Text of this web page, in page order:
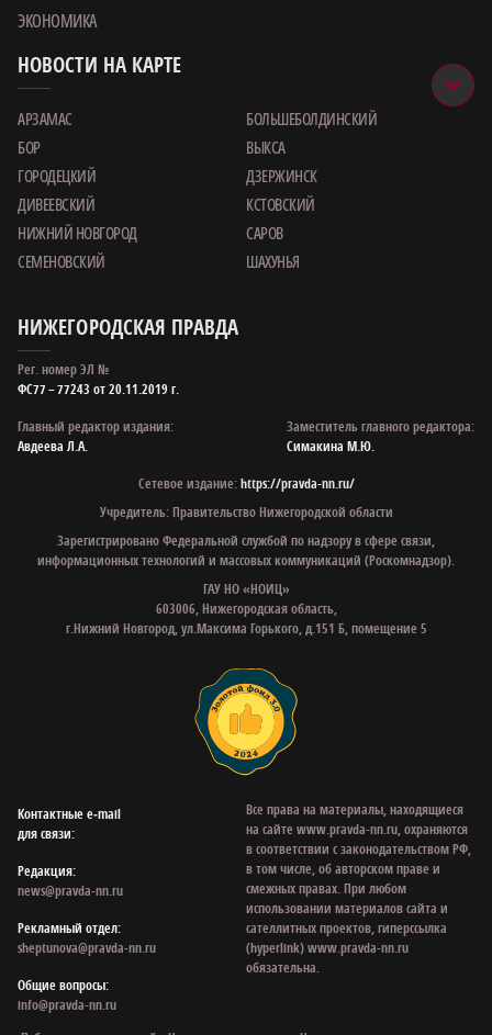
ЭКОНОМИКА
НОВОСТИ НА КАРТЕ
АРЗАМАС
БОЛЬШЕБОЛДИНСКИЙ
БОР
ВЫКСА
ГОРОДЕЦКИЙ
ДЗЕРЖИНСК
ДИВЕЕВСКИЙ
КСТОВСКИЙ
НИЖНИЙ НОВГОРОД
САРОВ
СЕМЕНОВСКИЙ
ШАХУНЬЯ
НИЖЕГОРОДСКАЯ ПРАВДА
Рег. номер ЭЛ №
ФС77 – 77243 от 20.11.2019 г.
Главный редактор издания:
Авдеева Л.А.
Заместитель главного редактора:
Симакина М.Ю.
Сетевое издание:https://pravda-nn.ru/
Учредитель: Правительство Нижегородской области
Зарегистрировано Федеральной службой по надзору в сфере связи,
информационных технологий и массовых коммуникаций (Роскомнадзор).
ГАУ НО «НОИЦ»
603006, Нижегородская область,
г.Нижний Новгород, ул.Максима Горького, д.151 Б, помещение 5
Контактные e‑mail
для связи:
Редакция:
news@pravda-nn.ru
Рекламный отдел:
sheptunova@pravda-nn.ru
Общие вопросы:
info@pravda-nn.ru
Все права на материалы, находящиеся
на сайте www.pravda-nn.ru, охраняются
в соответствии с законодательством РФ,
в том числе, об авторском праве и
смежных правах. При любом
использовании материалов сайта и
сателлитных проектов, гиперссылка
(hyperlink) www.pravda-nn.ru
обязательна.